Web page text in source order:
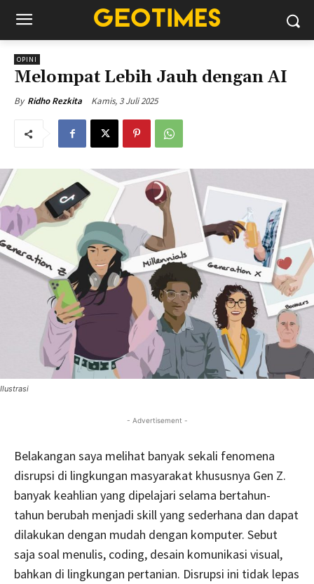
OPINI
Melompat Lebih Jauh dengan AI
By Ridho Rezkita Kamis, 3 Juli 2025
Ilustrasi
- Advertisement -
Belakangan saya melihat banyak sekali fenomena
disrupsi di lingkungan masyarakat khususnya Gen Z.
banyak keahlian yang dipelajari selama bertahun-
tahun berubah menjadi skill yang sederhana dan dapat
dilakukan dengan mudah dengan komputer. Sebut
saja soal menulis, coding, desain komunikasi visual,
bahkan di lingkungan pertanian. Disrupsi ini tidak lepas